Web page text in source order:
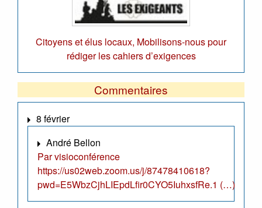
Citoyens et élus locaux, Mobilisons-nous pour
rédiger les cahiers d’exigences
Commentaires
8 février
André Bellon
Par visioconférence
https://us02web.zoom.us/j/87478410618?
pwd=E5WbzCjhLIEpdLfir0CYO5IuhxsfRe.1 (…)